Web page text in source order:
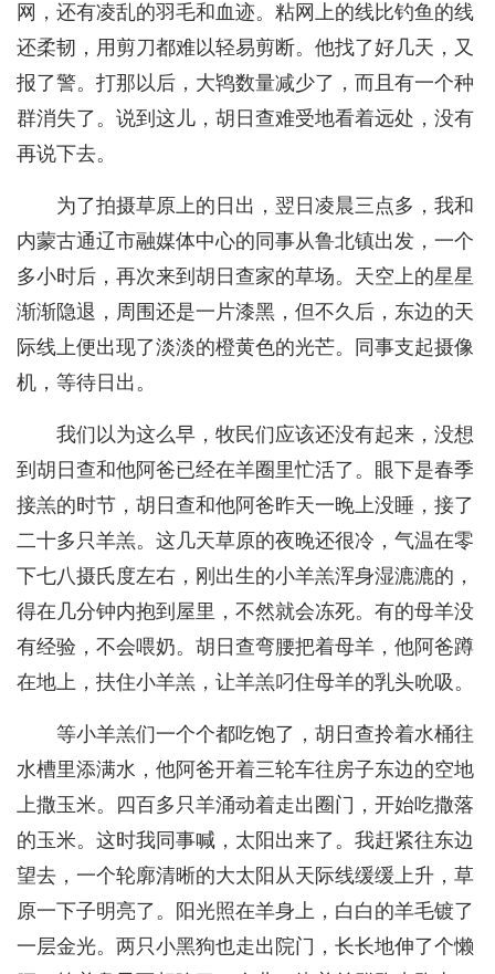
网，还有凌乱的羽毛和血迹。粘网上的线比钓鱼的线
还柔韧，用剪刀都难以轻易剪断。他找了好几天，又
报了警。打那以后，大鸨数量减少了，而且有一个种
群消失了。说到这儿，胡日查难受地看着远处，没有
再说下去。
为了拍摄草原上的日出，翌日凌晨三点多，我和
内蒙古通辽市融媒体中心的同事从鲁北镇出发，一个
多小时后，再次来到胡日查家的草场。天空上的星星
渐渐隐退，周围还是一片漆黑，但不久后，东边的天
际线上便出现了淡淡的橙黄色的光芒。同事支起摄像
机，等待日出。
我们以为这么早，牧民们应该还没有起来，没想
到胡日查和他阿爸已经在羊圈里忙活了。眼下是春季
接羔的时节，胡日查和他阿爸昨天一晚上没睡，接了
二十多只羊羔。这几天草原的夜晚还很冷，气温在零
下七八摄氏度左右，刚出生的小羊羔浑身湿漉漉的，
得在几分钟内抱到屋里，不然就会冻死。有的母羊没
有经验，不会喂奶。胡日查弯腰把着母羊，他阿爸蹲
在地上，扶住小羊羔，让羊羔叼住母羊的乳头吮吸。
等小羊羔们一个个都吃饱了，胡日查拎着水桶往
水槽里添满水，他阿爸开着三轮车往房子东边的空地
上撒玉米。四百多只羊涌动着走出圈门，开始吃撒落
的玉米。这时我同事喊，太阳出来了。我赶紧往东边
望去，一个轮廓清晰的大太阳从天际线缓缓上升，草
原一下子明亮了。阳光照在羊身上，白白的羊毛镀了
一层金光。两只小黑狗也走出院门，长长地伸了个懒